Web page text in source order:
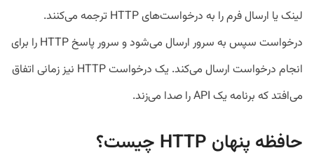
لینک یا ارسال فرم را به درخواست‌های HTTP ترجمه می‌کنند.
درخواست سپس به سرور ارسال می‌شود و سرور پاسخ HTTP را برای
انجام درخواست ارسال می‌کند. یک درخواست HTTP نیز زمانی اتفاق
می‌افتد که برنامه یک API را صدا می‌زند.
حافظه پنهان HTTP چیست؟